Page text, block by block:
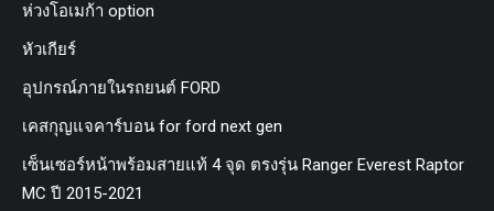
ห่วงโอเมก้า option
หัวเกียร์
อุปกรณ์ภายในรถยนต์ FORD
เคสกุญแจคาร์บอน for ford next gen
เซ็นเซอร์หน้าพร้อมสายแท้ 4 จุด ตรงรุ่น Ranger Everest Raptor
MC ปี 2015-2021